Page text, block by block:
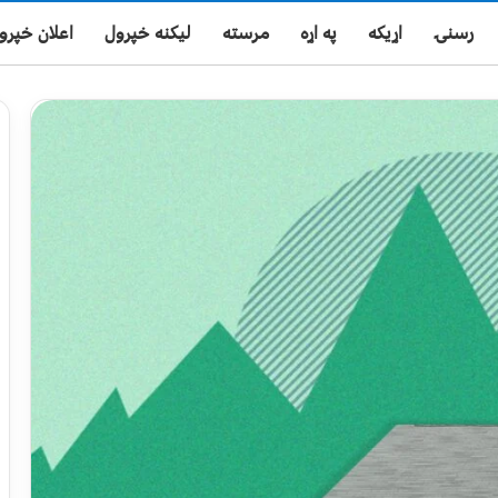
رسنۍ اړیکه په اړه مرسته لیکنه خپرول اعلان